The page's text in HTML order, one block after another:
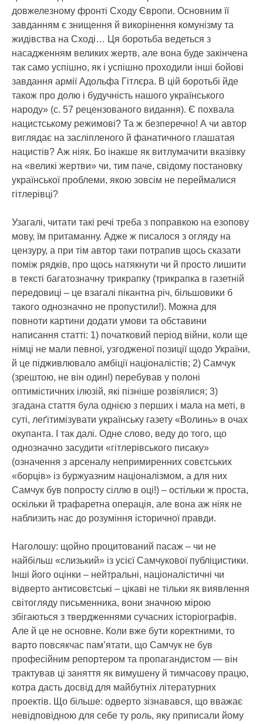
довжелезному фронті Сходу Європи. Основним її
завданням є знищення й викорінення комунізму та
жидівства на Сході… Ця боротьба ведеться з
насадженням великих жертв, але вона буде закінчена
так само успішно, як і успішно проходили інші бойові
завдання армії Адольфа Гітлєра. В цій боротьбі йде
також про долю і будучність нашого українського
народу» (с. 57 рецензованого видання). Є похвала
нацистському режимові? Та ж безперечно! А чи автор
виглядає на засліпленого й фанатичного глашатая
нацистів? Аж ніяк. Бо інакше як витлумачити вказівку
на «великі жертви» чи, тим паче, свідому постановку
української проблеми, якою зовсім не переймалися
гітлерівці?
Узагалі, читати такі речі треба з поправкою на езопову
мову, їм притаманну. Адже ж писалося з огляду на
цензуру, а при тім автор таки потрапив щось сказати
поміж рядків, про щось натякнути чи й просто лишити
в тексті багатозначну трикрапку (трикрапка в газетній
передовиці – це взагалі пікантна річ, більшовики б
такого однозначно не пропустили!). Можна для
повноти картини додати умови та обставини
написання статті: 1) початковий період війни, коли ще
німці не мали певної, узгодженої позиції щодо України,
й це підживлювало амбіції націоналістів; 2) Самчук
(зрештою, не він один!) перебував у полоні
оптимістичних ілюзій, які пізніше розвіялися; 3)
згадана стаття була однією з перших і мала на меті, в
суті, леґітимізувати українську газету «Волинь» в очах
окупанта. І так далі. Одне слово, веду до того, що
однозначно засудити «гітлерівського писаку»
(означення з арсеналу непримиренних совєтських
«борців» із буржуазним націоналізмом, а для них
Самчук був попросту сіллю в оці!) – остільки ж проста,
оскільки й трафаретна операція, але вона аж ніяк не
наблизить нас до розуміння історичної правди.
Наголошу: щойно процитований пасаж – чи не
найбільш «слизький» із усієї Самчукової публіцистики.
Інші його оцінки – нейтральні, націоналістичні чи
відверто антисовєтські – цікаві не тільки як виявлення
світогляду письменника, вони значною мірою
збігаються з твердженнями сучасних історіографів.
Але й це не основне. Коли вже бути коректними, то
варто повсякчас пам’ятати, що Самчук не був
професійним репортером та пропагандистом — він
трактував ці заняття як вимушену й тимчасову працю,
котра дасть досвід для майбутніх літературних
проектів. Що більше: одверто зізнавався, що вважає
невідповідною для себе ту роль, яку приписали йому